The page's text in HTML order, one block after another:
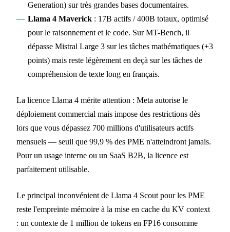
Generation) sur très grandes bases documentaires.
Llama 4 Maverick: 17B actifs / 400B totaux, optimisé
pour le raisonnement et le code. Sur MT-Bench, il
dépasse Mistral Large 3 sur les tâches mathématiques (+3
points) mais reste légèrement en deçà sur les tâches de
compréhension de texte long en français.
La licence Llama 4 mérite attention : Meta autorise le
déploiement commercial mais impose des restrictions dès
lors que vous dépassez 700 millions d'utilisateurs actifs
mensuels — seuil que 99,9 % des PME n'atteindront jamais.
Pour un usage interne ou un SaaS B2B, la licence est
parfaitement utilisable.
Le principal inconvénient de Llama 4 Scout pour les PME
reste l'empreinte mémoire à la mise en cache du KV context
: un contexte de 1 million de tokens en FP16 consomme